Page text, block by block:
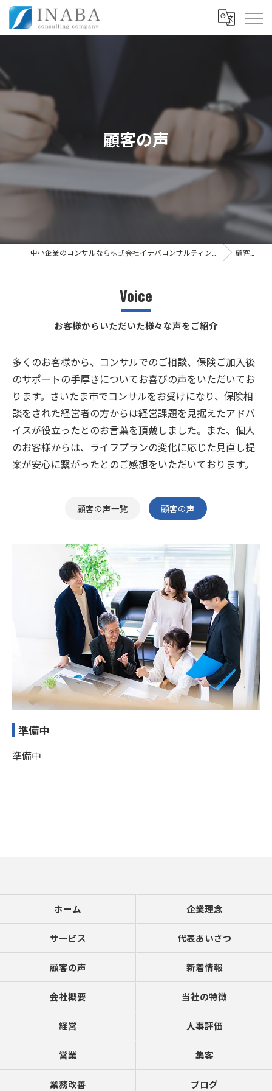
顧客の声
顧客の声
Voice
お客様からいただいた様々な声をご紹介
多くのお客様から、コンサルでのご相談、保険ご加入後
のサポートの手厚さについてお喜びの声をいただいてお
ります。さいたま市でコンサルをお受けになり、保険相
談をされた経営者の方からは経営課題を見据えたアドバ
イスが役立ったとのお言葉を頂戴しました。また、個人
のお客様からは、ライフプランの変化に応じた見直し提
案が安心に繋がったとのご感想をいただいております。
顧客の声一覧 顧客の声
準備中
準備中
ホーム 企業理念
サービス 代表あいさつ
顧客の声 新着情報
会社概要 当社の特徴
経営 人事評価
営業 集客
業務改善 ブログ